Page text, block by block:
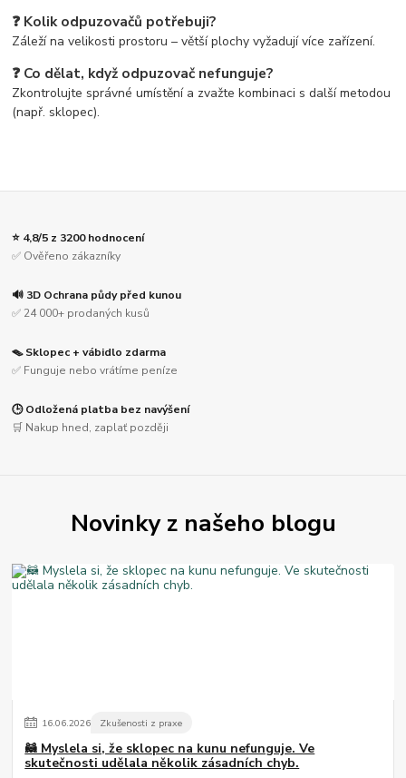
❓ Kolik odpuzovačů potřebuji?
Záleží na velikosti prostoru – větší plochy vyžadují více zařízení.
❓ Co dělat, když odpuzovač nefunguje?
Zkontrolujte správné umístění a zvažte kombinaci s další metodou
(např. sklopec).
⭐ 4,8/5 z 3200 hodnocení
✅ Ověřeno zákazníky
🔊 3D Ochrana půdy před kunou
✅ 24 000+ prodaných kusů
🪤 Sklopec + vábidlo zdarma
✅ Funguje nebo vrátíme peníze
🕒 Odložená platba bez navýšení
🛒 Nakup hned, zaplať později
Novinky z našeho blogu
16.06.2026 Zkušenosti z praxe
🦝 Myslela si, že sklopec na kunu nefunguje. Ve
skutečnosti udělala několik zásadních chyb.